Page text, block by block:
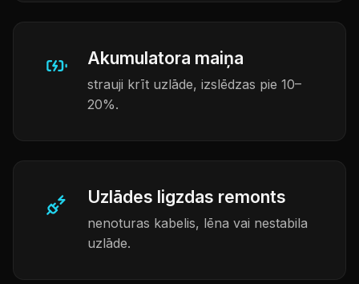
Akumulatora maiņa
strauji krīt uzlāde, izslēdzas pie 10–
20%.
Uzlādes ligzdas remonts
nenoturas kabelis, lēna vai nestabila
uzlāde.